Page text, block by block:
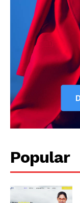
Popular